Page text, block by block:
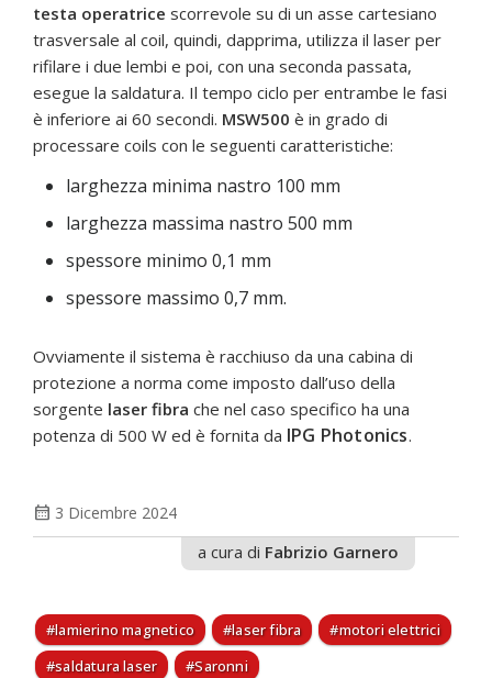
testa operatrice scorrevole su di un asse cartesiano
trasversale al coil, quindi, dapprima, utilizza il laser per
rifilare i due lembi e poi, con una seconda passata,
esegue la saldatura. Il tempo ciclo per entrambe le fasi
è inferiore ai 60 secondi. MSW500 è in grado di
processare coils con le seguenti caratteristiche:
larghezza minima nastro 100 mm
larghezza massima nastro 500 mm
spessore minimo 0,1 mm
spessore massimo 0,7 mm.
Ovviamente il sistema è racchiuso da una cabina di
protezione a norma come imposto dall’uso della
sorgente laser fibra che nel caso specifico ha una
potenza di 500 W ed è fornita da IPG Photonics.
calendar_month 3 Dicembre 2024
a cura di Fabrizio Garnero
lamierino magnetico laser fibra
motori elettrici
saldatura laser
Saronni